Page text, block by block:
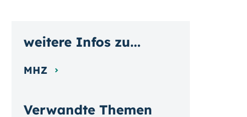
Verwandte Themen
weitere Infos zu...
MHZ